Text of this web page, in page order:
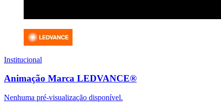
Institucional
Animação Marca LEDVANCE®
Nenhuma pré-visualização disponível.